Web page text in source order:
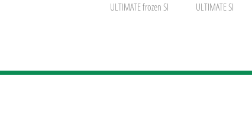
ULTIMATE frozen SI ULTIMATE SI